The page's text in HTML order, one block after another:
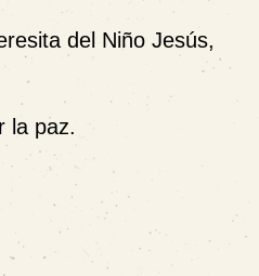
del Niño Jesús,
la paz.